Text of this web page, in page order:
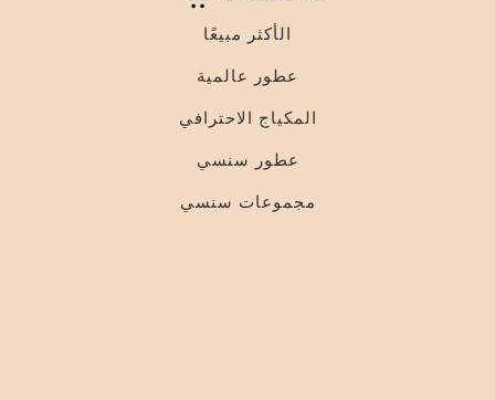
الأكثر مبيعًا
عطور عالمية
المكياج الاحترافي
عطور سنسي
مجموعات سنسي